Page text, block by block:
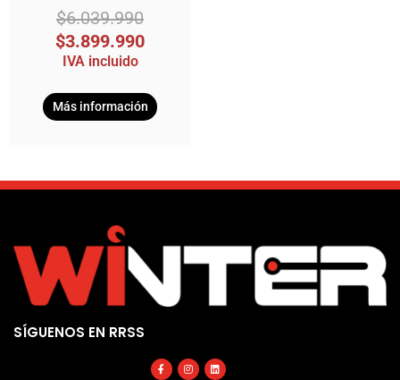
$6.039.990
$3.899.990
IVA incluido
Más información
SÍGUENOS EN RRSS
Facebook-
f
Instagram
Linkedin